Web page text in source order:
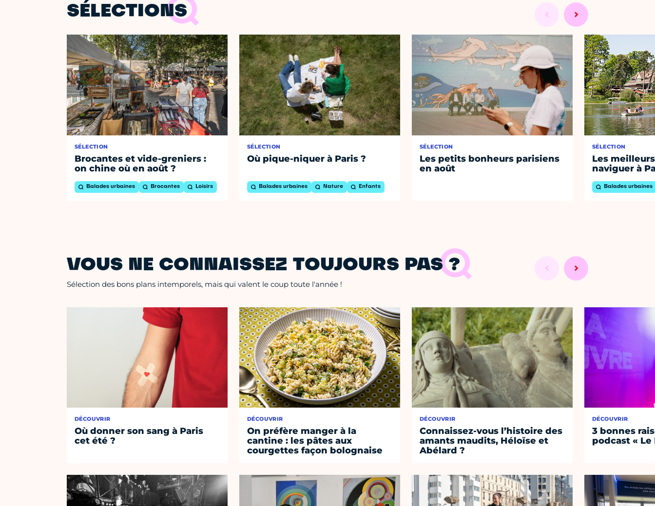
SÉLECTIONS
SÉLECTION
Brocantes et vide-greniers :
on chine où en août ?
Balades urbaines Brocantes Loisirs
SÉLECTION
Où pique-niquer à Paris ?
Balades urbaines Nature Enfants
SÉLECTION
Les petits bonheurs parisiens
en août
SÉLECTION
Les
naviguer à
Balades urbaines
VOUS NE CONNAISSEZ TOUJOURS PAS ?
Sélection des bons plans intemporels, mais qui valent le coup toute l'année !
DÉCOUVRIR
Où donner son sang à Paris
cet été ?
DÉCOUVRIR
On préfère manger à la
cantine : les pâtes aux
courgettes façon bolognaise
DÉCOUVRIR
Connaissez-vous l’histoire des
amants maudits, Héloïse et
Abélard ?
DÉCOUVRIR
3 bonnes
podcast « Le